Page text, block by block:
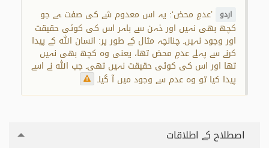
اردو ’عدمِ محض‘: یہ اس معدوم شے کی صفت ہے جو
کچھ بھی نہیں اور ذہن سے باہر اس کی کوئی حقیقت
اور وجود نہیں۔ چنانچہ مثال کے طور پر: انسان اللہ کے پیدا
کرنے سے پہلے عدمِ محض تھا، یعنی وہ کچھ بھی نہیں
تھا اور اس کی کوئی حقیقت نہیں تھی۔ جب اللہ نے اسے
پیدا کیا تو وہ عدم سے وجود میں آ گیا۔
اصطلاح کے اطلاقات